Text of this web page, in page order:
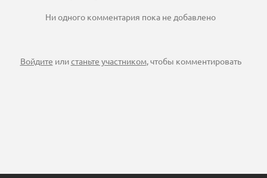
Ни одного комментария пока не добавлено
Войдите илистаньте участником, чтобы комментировать